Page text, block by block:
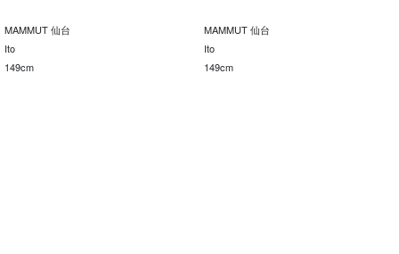
MAMMUT 仙台
Ito
149cm
MAMMUT 仙台
Ito
149cm